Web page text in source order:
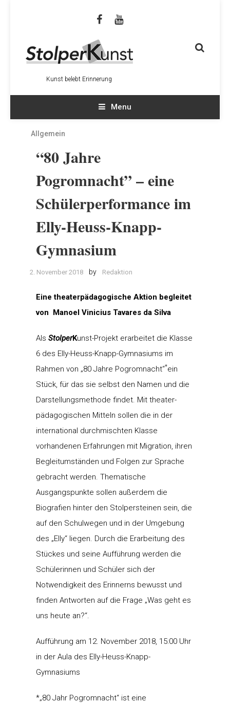
Kunst belebt Erinnerung
Menu
Allgemein
“80 Jahre
Pogromnacht” – eine
Schülerperformance im
Elly-Heuss-Knapp-
Gymnasium
2. November 2018 by Redaktion
Eine theaterpädagogische Aktion begleitet
von Manoel Vinicius Tavares da Silva
Als StolperKunst-Projekt erarbeitet die Klasse
6 des Elly-Heuss-Knapp-Gymnasiums im
Rahmen von „80 Jahre Pogromnacht“*ein
Stück, für das sie selbst den Namen und die
Darstellungsmethode findet. Mit theater-
pädagogischen Mitteln sollen die in der
international durchmischten Klasse
vorhandenen Erfahrungen mit Migration, ihren
Begleitumständen und Folgen zur Sprache
gebracht werden. Thematische
Ausgangspunkte sollen außerdem die
Biografien hinter den Stolpersteinen sein, die
auf den Schulwegen und in der Umgebung
des „Elly“ liegen. Durch die Erarbeitung des
Stückes und seine Aufführung werden die
Schülerinnen und Schüler sich der
Notwendigkeit des Erinnerns bewusst und
finden Antworten auf die Frage „Was geht es
uns heute an?“.
Aufführung am 12. November 2018, 15:00 Uhr
in der Aula des Elly-Heuss-Knapp-
Gymnasiums
*„80 Jahr Pogromnacht“ ist eine